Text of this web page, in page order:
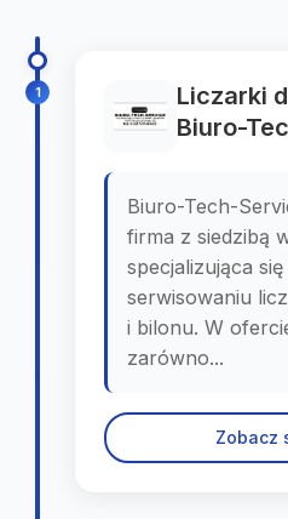
1
Liczarki
Biuro-
Biuro-Tech-
firma z siedzibą
specjalizująca
serwisowaniu
i bilonu. W
zarówno...
Zobacz